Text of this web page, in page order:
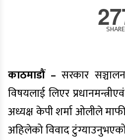
SHARE
काठमाडौं – सरकार
विषयलाई लिएर
अध्यक्ष केपी शर्मा ओलीले
अहिलेको विवाद